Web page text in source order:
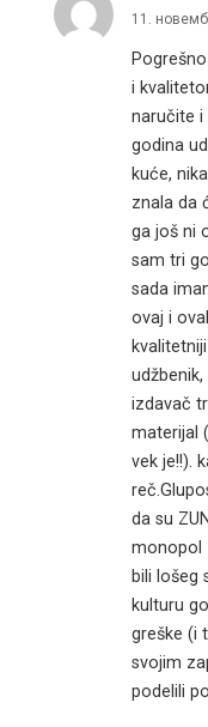
11.
i
naručite i
godina
kuće,
znala da
ga još ni
sam tri
sada
ovaj i
izdavač
materijal
vek je!!).
da su
monopol
bili lošeg
kulturu
greške (i
svojim
podelili